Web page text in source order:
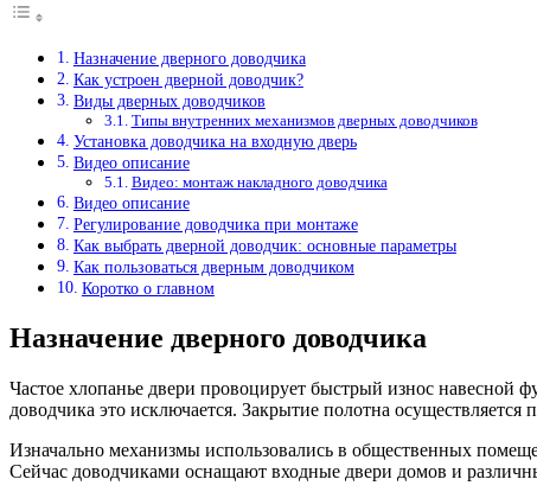
Назначение дверного доводчика
Как устроен дверной доводчик?
Виды дверных доводчиков
Типы внутренних механизмов дверных доводчиков
Установка доводчика на входную дверь
Видео описание
Видео: монтаж накладного доводчика
Видео описание
Регулирование доводчика при монтаже
Как выбрать дверной доводчик: основные параметры
Как пользоваться дверным доводчиком
Коротко о главном
Назначение дверного доводчика
Частое хлопанье двери провоцирует быстрый износ
доводчика это исключается. Закрытие полотна
Изначально механизмы использовались в общественных
Сейчас доводчиками оснащают входные двери домов и